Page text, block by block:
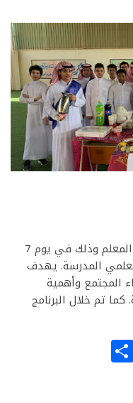
أقام القسم المتوسط بنين برنامج يوم المعلم وذلك في يوم 7
ومعلمي المدرسة. يهدف
المجتمع وأهمية
كما تم خلال البرنامج
Snapchat